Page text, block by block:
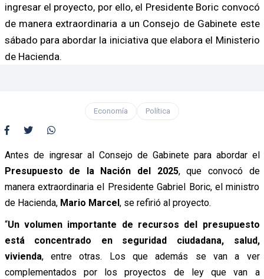
ingresar el proyecto, por ello, el Presidente Boric convocó
de manera extraordinaria a un Consejo de Gabinete este
sábado para abordar la iniciativa que elabora el Ministerio
de Hacienda.
Economía Política
Antes de ingresar al Consejo de Gabinete para abordar el
Presupuesto de la Nación del 2025, que convocó de
manera extraordinaria el Presidente Gabriel Boric, el ministro
de Hacienda, Mario Marcel, se refirió al proyecto.
“Un volumen importante de recursos del presupuesto
está concentrado en seguridad ciudadana, salud,
vivienda, entre otras. Los que además se van a ver
complementados por los proyectos de ley que van a